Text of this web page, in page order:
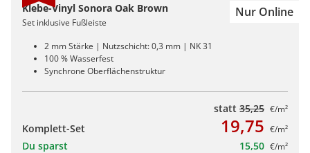
Nur Online
Klebe-Vinyl Sonora Oak Brown
Set inklusive Fußleiste
2 mm Stärke | Nutzschicht: 0,3 mm | NK 31
100 % Wasserfest
Synchrone Oberflächenstruktur
statt 35,25 €/m²
Komplett-Set 19,75 €/m²
Du sparst 15,50 €/m²